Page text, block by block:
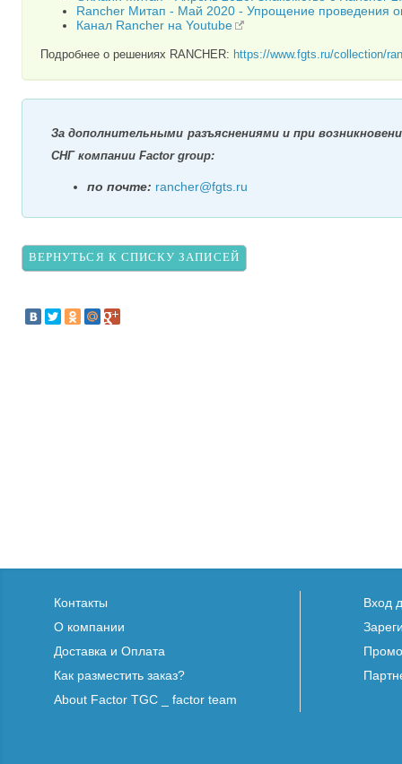
Rancher Митап - Май 2020 - Упрощение проведения
Канал Rancher на Youtube
Подробнее о решениях RANCHER: https://www.fgts.ru/collection/
За дополнительными разъяснениями и при
СНГ компании Factor group:
по почте: rancher@fgts.ru
ВЕРНУТЬСЯ К СПИСКУ ЗАПИСЕЙ
Контакты
О компании
Доставка и Оплата
Как разместить заказ?
About Factor TGC _ factor team
Вход